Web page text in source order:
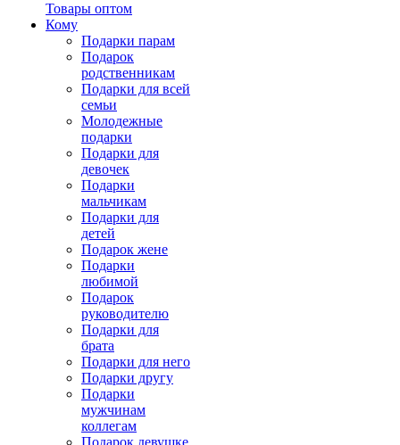
Товары оптом
Кому
Подарки парам
Подарок
родственникам
Подарки для всей
семьи
Молодежные
подарки
Подарки для
девочек
Подарки
мальчикам
Подарки для
детей
Подарок жене
Подарки
любимой
Подарок
руководителю
Подарки для
брата
Подарки для него
Подарки другу
Подарки
мужчинам
коллегам
Подарок девушке